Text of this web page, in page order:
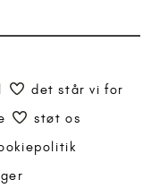
det står vi for
støt os